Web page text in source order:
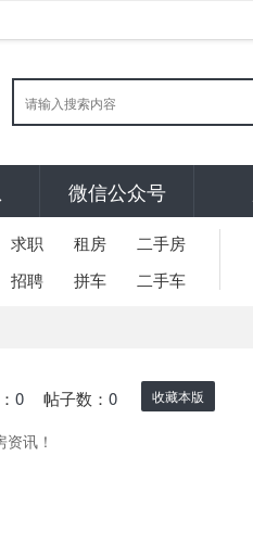
微信公众号
求职 租房
二手房
招聘
拼车 二手车
0 帖子数： 0 收藏本版
讯！